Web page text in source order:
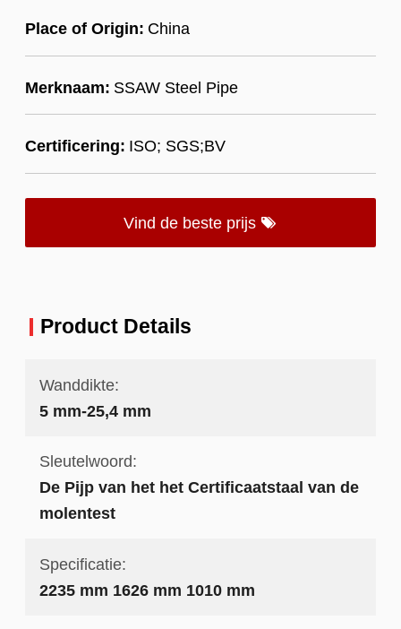
Place of Origin: China
Merknaam: SSAW Steel Pipe
Certificering: ISO; SGS;BV
Vind de beste prijs
Product Details
Wanddikte:
5 mm-25,4 mm
Sleutelwoord:
De Pijp van het het Certificaatstaal van de
molentest
Specificatie:
2235 mm 1626 mm 1010 mm